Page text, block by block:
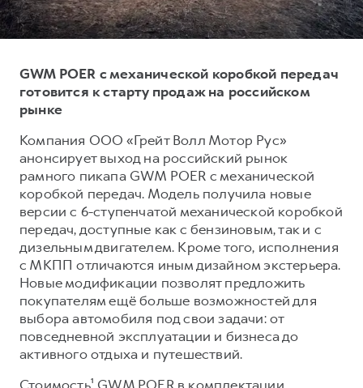
DARGO DARGO X
от 3 499 000 ₽
F7
от 2 899 000 ₽
F7X
от 3 599 000 ₽
POER
от 3 449 000 ₽
Тест-драйв
КРЕДИТ И СТРАХОВАНИЕ
Страхование
Кредит
КОРПОРАТИВНЫМ КЛИЕНТАМ
Для малого бизнеса
Корпоративным клиентам
Крупным корпоративным клиентам
Система управления автопарком
Сервис для корпоративных клиентов
СЕРВИСНОЕ ОБСЛУЖИВАНИЕ
Программа «Помощь на дороге»
Регламенты технического обслуживания
ПОДДЕРЖКА
GWM Безопасность
Гарантия HAVAL
Мобильное приложение GWM
Программа «HAVAL Защита+»
Руководства по эксплуатации
Подписки
О дилере
Контакты
GWM POER с механической коробкой передач
готовится к старту продаж на российском
рынке
Компания ООО «Грейт Волл Мотор Рус»
анонсирует выход на российский рынок
рамного пикапа GWM POER с механической
коробкой передач. Модель получила новые
версии с 6-ступенчатой механической коробкой
передач, доступные как с бензиновым, так и с
дизельным двигателем. Кроме того, исполнения
с МКПП отличаются иным дизайном экстерьера.
Новые модификации позволят предложить
покупателям ещё больше возможностей для
выбора автомобиля под свои задачи: от
повседневной эксплуатации и бизнеса до
активного отдыха и путешествий.